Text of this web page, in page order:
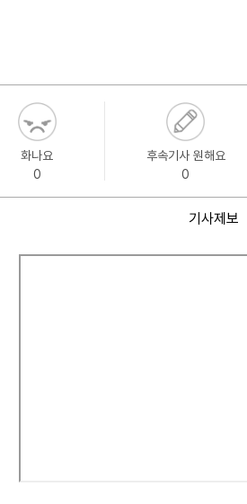
화나요
0
후속기사 원해요
0
기사제보